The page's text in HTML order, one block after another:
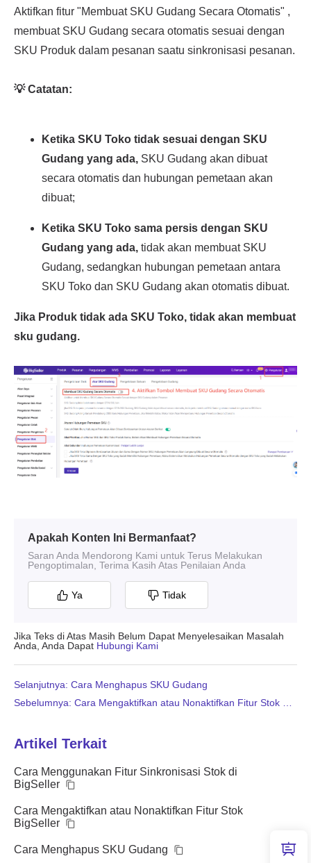
Apakah Konten Ini Bermanfaat?
Saran Anda Mendorong Kami untuk Terus Melakukan
Pengoptimalan, Terima Kasih Atas Penilaian Anda
Ya Tidak
Jika Teks di Atas Masih Belum Dapat Menyelesaikan Masalah
Anda, Anda Dapat Hubungi Kami
Sebelumnya: Cara Mengaktifkan atau Nonaktifkan Fitur Stok BigSeller
Selanjutnya: Cara Menghapus SKU Gudang
Artikel Terkait
Cara Menggunakan Fitur Sinkronisasi Stok di
BigSeller
Cara Mengaktifkan atau Nonaktifkan Fitur Stok
BigSeller
Cara Menghapus SKU Gudang